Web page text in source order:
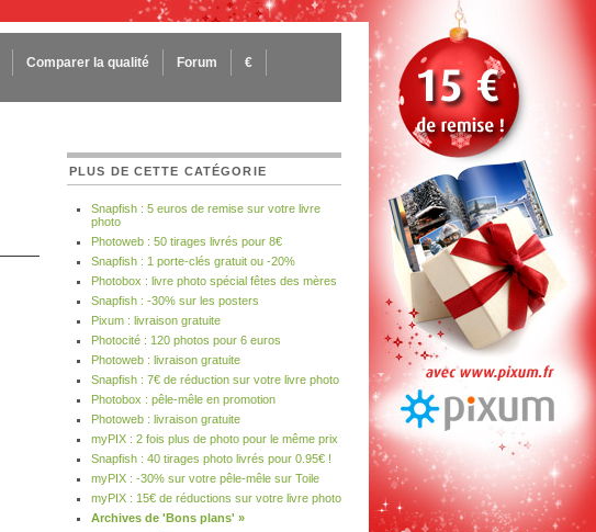
Comparer la qualité Forum
€
PLUS DE CETTE CATÉGORIE
Snapfish : 5 euros de remise sur votre livre
photo
Photoweb : 50 tirages livrés pour 8€
Snapfish : 1 porte-clés gratuit ou -20%
Photobox : livre photo spécial fêtes des mères
Snapfish : -30% sur les posters
Pixum : livraison gratuite
Photocité : 120 photos pour 6 euros
Photoweb : livraison gratuite
Snapfish : 7€ de réduction sur votre livre photo
Photobox : pêle-mêle en promotion
Photoweb : livraison gratuite
myPIX : 2 fois plus de photo pour le même prix
Snapfish : 40 tirages photo livrés pour 0.95€ !
myPIX : -30% sur votre pêle-mêle sur Toile
myPIX : 15€ de réductions sur votre livre photo
Archives de 'Bons plans' »